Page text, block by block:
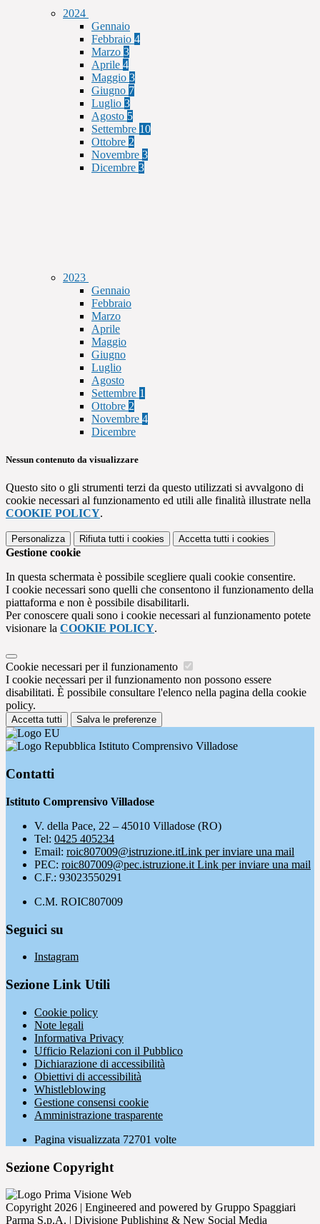
2024
Gennaio
Febbraio 4
Marzo 3
Aprile 4
Maggio 3
Giugno 7
Luglio 3
Agosto 5
Settembre 10
Ottobre 2
Novembre 3
Dicembre 3
2023
Gennaio
Febbraio
Marzo
Aprile
Maggio
Giugno
Luglio
Agosto
Settembre 1
Ottobre 2
Novembre 4
Dicembre
Nessun contenuto da visualizzare
Questo sito o gli strumenti terzi da questo utilizzati si avvalgono di
cookie necessari al funzionamento ed utili alle finalità illustrate nella
COOKIE POLICY.
Personalizza Rifiuta tutti i cookies Accetta tutti i cookies
Gestione cookie
In questa schermata è possibile scegliere quali cookie consentire.
I cookie necessari sono quelli che consentono il funzionamento della
piattaforma e non è possibile disabilitarli.
Per conoscere quali sono i cookie necessari al funzionamento potete
visionare la COOKIE POLICY.
Cookie necessari per il funzionamento
I cookie necessari per il funzionamento non possono essere
disabilitati. È possibile consultare l'elenco nella pagina della cookie
policy.
Accetta tutti Salva le preferenze
Istituto Comprensivo Villadose
Contatti
Istituto Comprensivo Villadose
V. della Pace, 22 – 45010 Villadose (RO)
Tel: 0425 405234
Email: roic807009@istruzione.itLink per inviare una mail
PEC: roic807009@pec.istruzione.it Link per inviare una mail
C.F.: 93023550291
C.M. ROIC807009
Seguici su
Instagram
Sezione Link Utili
Cookie policy
Note legali
Informativa Privacy
Ufficio Relazioni con il Pubblico
Dichiarazione di accessibilità
Obiettivi di accessibilità
Whistleblowing
Gestione consensi cookie
Amministrazione trasparente
Pagina visualizzata 72701 volte
Sezione Copyright
Copyright 2026 | Engineered and powered by Gruppo Spaggiari
Parma S.p.A. | Divisione Publishing & New Social Media